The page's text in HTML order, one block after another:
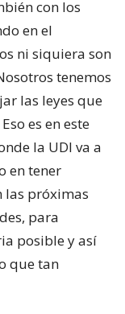
con los
en el
ni siquiera son
tenemos
las leyes que
es en este
la UDI va a
en tener
las próximas
para
posible y así
que tan